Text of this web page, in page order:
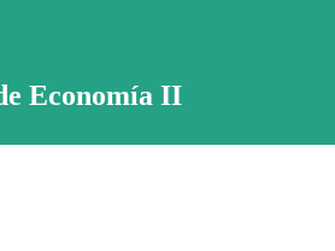
Economía II